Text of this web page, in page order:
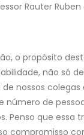
Rauter Ruben
o propósito
não só
nossos
de
Penso que essa
compromisso